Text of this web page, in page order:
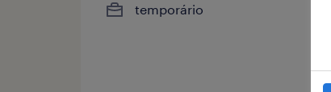
temporário